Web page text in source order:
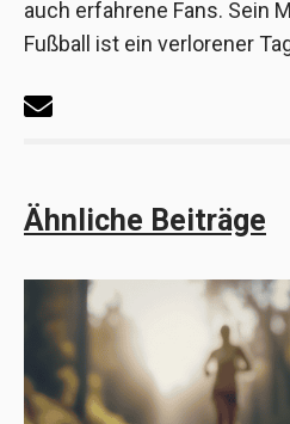
auch erfahrene Fans. Sein
Fußball ist ein verlorener
Ähnliche Beiträge